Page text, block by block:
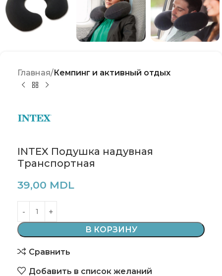
Главная Кемпинг и активный отдых
INTEX Подушка надувная
Транспортная
39,00 MDL
В КОРЗИНУ
Сравнить
Добавить в список желаний